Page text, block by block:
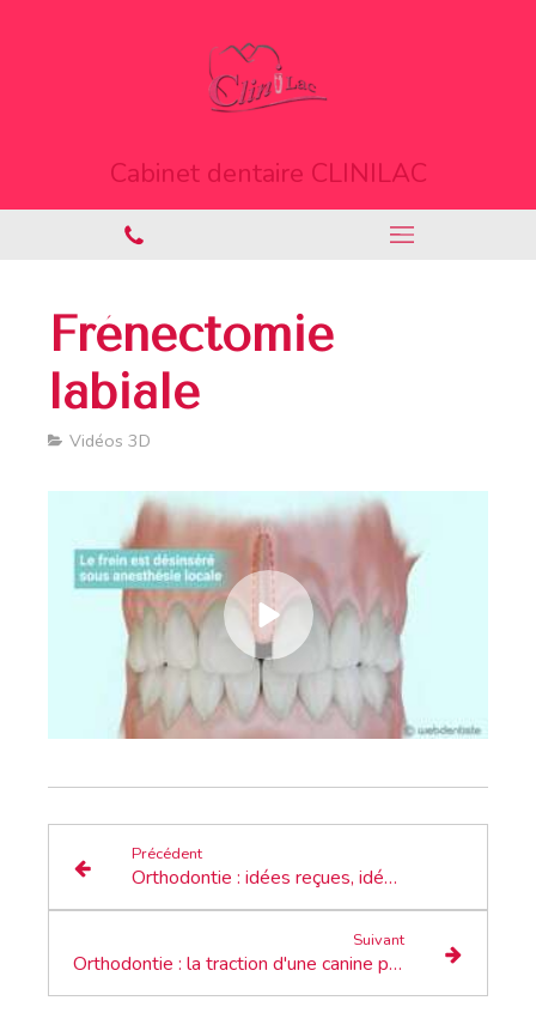
Cabinet dentaire CLINILAC
Frénectomie
labiale
Vidéos 3D
Précédent
Orthodontie : idées reçues, idées revues
Suivant
Orthodontie : la traction d'une canine palatine incluse